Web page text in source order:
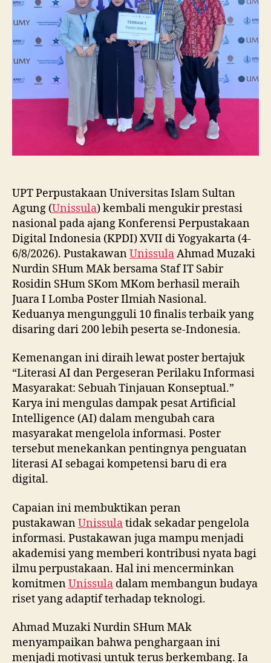
Poster
Ilmiah
Nasional
di
KPDI
XVII
UPT Perpustakaan Universitas Islam Sultan
Agung (Unissula) kembali mengukir prestasi
nasional pada ajang Konferensi Perpustakaan
Digital Indonesia (KPDI) XVII di Yogyakarta (4-
6/8/2026). PustakawanUnissulaAhmad Muzaki
Nurdin SHum MAk bersama Staf IT Sabir
Rosidin SHum SKom MKom berhasil meraih
Juara I Lomba Poster Ilmiah Nasional.
Keduanya mengungguli 10 finalis terbaik yang
disaring dari 200 lebih peserta se-Indonesia.
Kemenangan ini diraih lewat poster bertajuk
“Literasi AI dan Pergeseran Perilaku Informasi
Masyarakat: Sebuah Tinjauan Konseptual.”
Karya ini mengulas dampak pesat Artificial
Intelligence (AI) dalam mengubah cara
masyarakat mengelola informasi. Poster
tersebut menekankan pentingnya penguatan
literasi AI sebagai kompetensi baru di era
digital.
Capaian ini membuktikan peran
pustakawanUnissulatidak sekadar pengelola
informasi. Pustakawan juga mampu menjadi
akademisi yang memberi kontribusi nyata bagi
ilmu perpustakaan. Hal ini mencerminkan
komitmenUnissula dalam membangun budaya
riset yang adaptif terhadap teknologi.
Ahmad Muzaki Nurdin SHum MAk
menyampaikan bahwa penghargaan ini
menjadi motivasi untuk terus berkembang. Ia